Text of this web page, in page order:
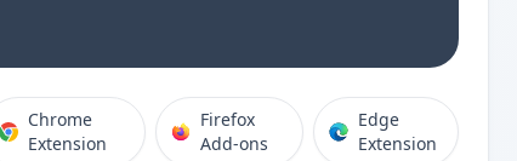
Chrome
Extension
Firefox
Add-ons
Edge
Extension